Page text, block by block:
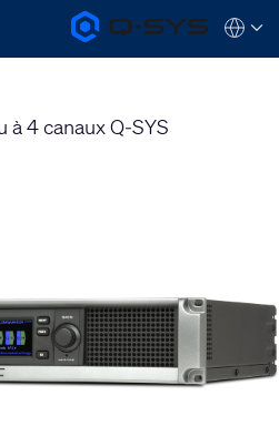
Q-
SYS
Deutsch
4 canaux Q-SYS